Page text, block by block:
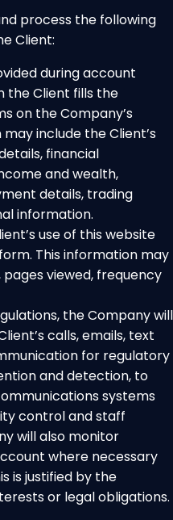
process the following
Client:
during account
the Client fills the
on the Company’s
include the Client’s
financial
and wealth,
details, trading
information.
use of this website
This information may
viewed, frequency
the Company will
calls, emails, text
for regulatory
and detection, to
systems
control and staff
will also monitor
where necessary
is justified by the
or legal obligations.